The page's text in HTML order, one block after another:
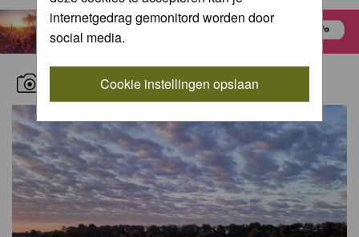
internetgedrag gemonitord worden door
social media.
Cookie instellingen opslaan
RECENT NATURE PICTURES